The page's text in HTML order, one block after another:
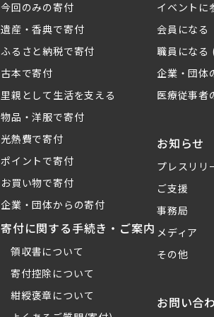
今回のみの寄付
遺産・香典で寄付
ふるさと納税で寄付
古本で寄付
里親として生活を支える
物品・洋服で寄付
光熱費で寄付
ポイントで寄付
お買い物で寄付
企業・団体からの寄付
寄付に関する手続き・ご案内
領収書について
寄付控除について
紺綬褒章について
イベントに
会員になる
職員になる
企業・団体
医療従事者
お知らせ
プレスリリ
ご支援
事務局
メディア
その他
お問い合